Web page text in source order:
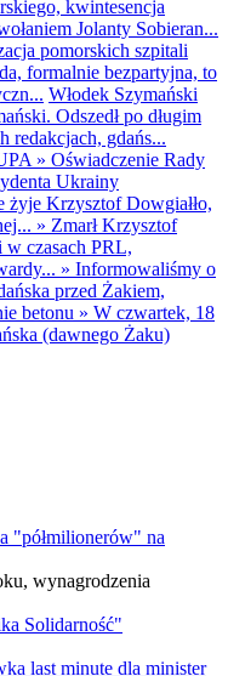
kwintesencja
Jolanty Sobieran...
pomorskich szpitali
formalnie bezpartyjna, to
Włodek Szymański
Odszedł po długim
redakcjach, gdańs...
» Oświadczenie Rady
Ukrainy
żyje Krzysztof Dowgiałło,
» Zmarł Krzysztof
w czasach PRL,
» Informowaliśmy o
przed Żakiem,
betonu » W czwartek, 18
(dawnego Żaku)
"półmilionerów" na
wynagrodzenia
Solidarność"
last minute dla minister